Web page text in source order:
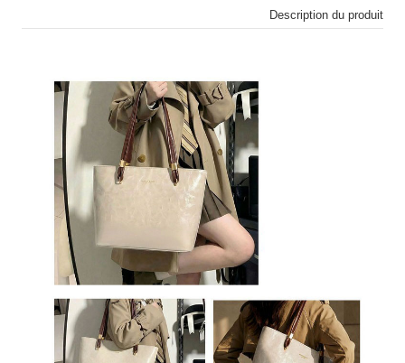
Description du produit